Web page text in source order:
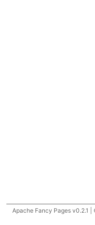
Apache Fancy Pages v0.2.1